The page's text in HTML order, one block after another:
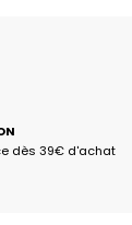
dès 39€ d'achat